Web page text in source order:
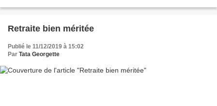
Retraite bien méritée
Publié le 11/12/2019 à 15:02
Par Tata Georgette